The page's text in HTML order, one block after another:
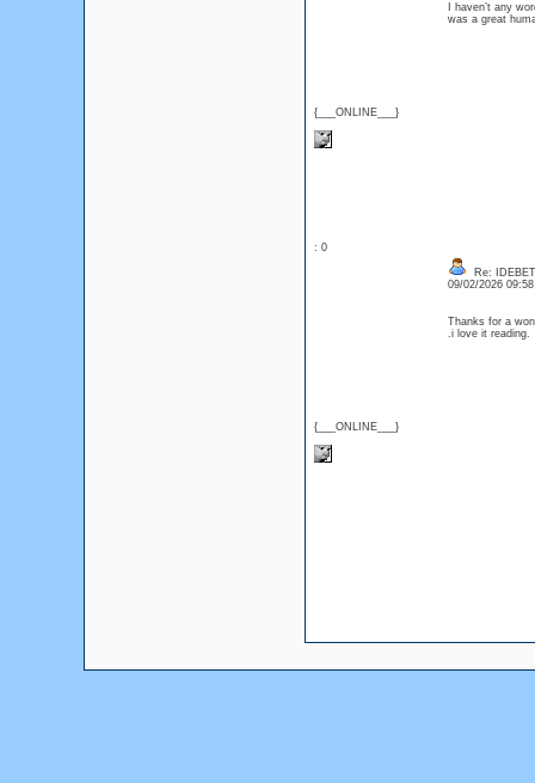
{___ONLINE___}
I haven’t any
was a great
: 0
{___ONLINE___}
Re: IDEBET
09/02/2026
Thanks for a
.i love it